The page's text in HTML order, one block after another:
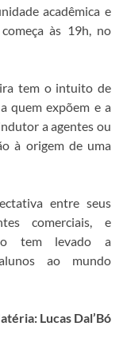
acadêmica e
às 19h, no
tem o intuito de
quem expõem e a
a agentes ou
à origem de uma
entre seus
comerciais, e
tem levado a
ao mundo
Lucas Dal’Bó